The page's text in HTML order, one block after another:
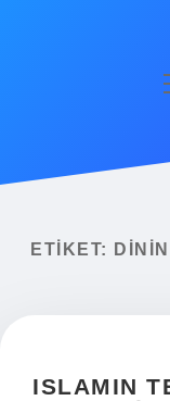
ETIKET:
ISLAMIN